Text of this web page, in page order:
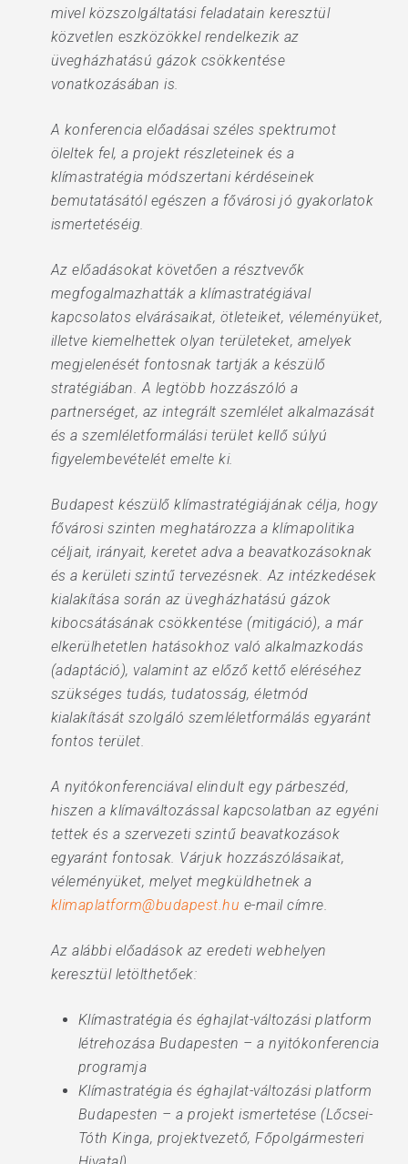
mivel közszolgáltatási feladatain keresztül
közvetlen eszközökkel rendelkezik az
üvegházhatású gázok csökkentése
vonatkozásában is.
A konferencia előadásai széles spektrumot
öleltek fel, a projekt részleteinek és a
klímastratégia módszertani kérdéseinek
bemutatásától egészen a fővárosi jó gyakorlatok
ismertetéséig.
Az előadásokat követően a résztvevők
megfogalmazhatták a klímastratégiával
kapcsolatos elvárásaikat, ötleteiket, véleményüket,
illetve kiemelhettek olyan területeket, amelyek
megjelenését fontosnak tartják a készülő
stratégiában. A legtöbb hozzászóló a
partnerséget, az integrált szemlélet alkalmazását
és a szemléletformálási terület kellő súlyú
figyelembevételét emelte ki.
Budapest készülő klímastratégiájának célja, hogy
fővárosi szinten meghatározza a klímapolitika
céljait, irányait, keretet adva a beavatkozásoknak
és a kerületi szintű tervezésnek. Az intézkedések
kialakítása során az üvegházhatású gázok
kibocsátásának csökkentése (mitigáció), a már
elkerülhetetlen hatásokhoz való alkalmazkodás
(adaptáció), valamint az előző kettő eléréséhez
szükséges tudás, tudatosság, életmód
kialakítását szolgáló szemléletformálás egyaránt
fontos terület.
A nyitókonferenciával elindult egy párbeszéd,
hiszen a klímaváltozással kapcsolatban az egyéni
tettek és a szervezeti szintű beavatkozások
egyaránt fontosak. Várjuk hozzászólásaikat,
véleményüket, melyet megküldhetnek a
klimaplatform@budapest.hu e-mail címre.
Az alábbi előadások az eredeti webhelyen
keresztül letölthetőek:
​Klímastratégia és éghajlat-változási platform
létrehozása Budapesten – a nyitókonferencia
programja
Klímastratégia és éghajlat-változási platform
Budapesten – a projekt ismertetése (Lőcsei-
Tóth Kinga, projektvezető, Főpolgármesteri